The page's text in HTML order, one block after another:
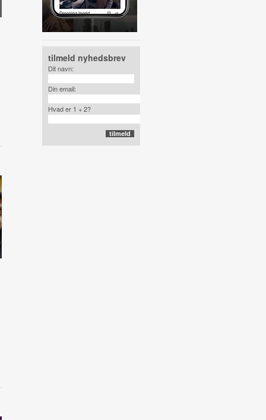
tilmeld nyhedsbrev
Dit navn:
Din email:
Hvad er 1 + 2?